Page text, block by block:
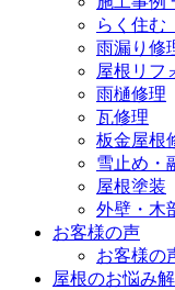
らく住む
雨漏り修
屋根リフ
雨樋修理
瓦修理
板金屋根
雪止め・
屋根塗装
外壁・木
お客様の声
お客様の
屋根のお悩み